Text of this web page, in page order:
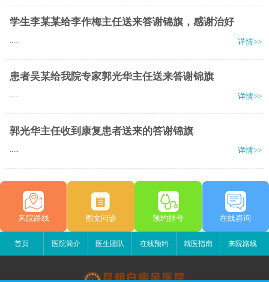
学生李某某给李作梅主任送来答谢锦旗，感谢治好
..... 详情>>
患者吴某给我院专家郭光华主任送来答谢锦旗
详情>>
郭光华主任收到康复患者送来的答谢锦旗
详情>>
来院路线 图文问诊 预约挂号 在线咨询
首页 医院简介 医生团队 在线预约 就医指南 来院路线